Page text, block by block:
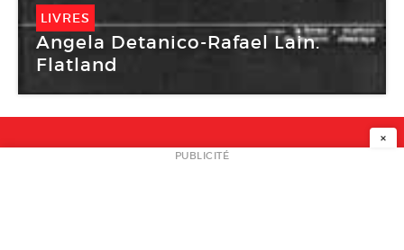
LIVRES
Angela Detanico-Rafael Lain.
Flatland
NEWSLETTER
×
PUBLICITÉ